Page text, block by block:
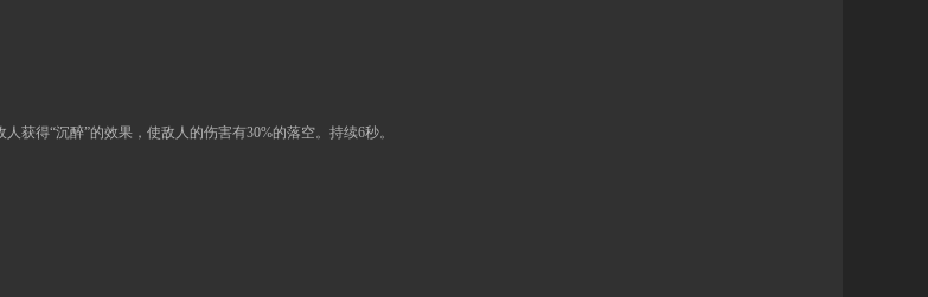
获得“沉醉”的效果，使敌人的伤害有30%的落空。持续6秒。